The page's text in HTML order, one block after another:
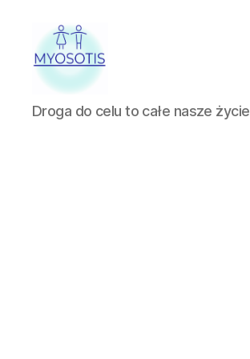
FUNDACJA
OBRONY
Droga do celu to całe nasze życie